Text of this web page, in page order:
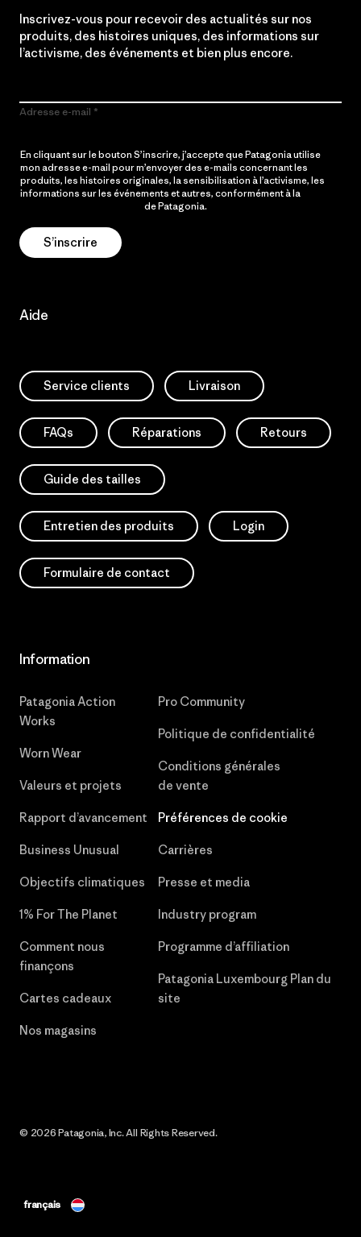
Inscrivez-vous pour recevoir des actualités sur nos
produits, des histoires uniques, des informations sur
l’activisme, des événements et bien plus encore.
Adresse e-mail
En cliquant sur le bouton S’inscrire, j’accepte que Patagonia utilise
mon adresse e-mail pour m’envoyer des e-mails concernant les
produits, les histoires originales, la sensibilisation à l’activisme, les
informations sur les événements et autres, conformément à la
de Patagonia.
S’inscrire
Aide
Service clients Livraison
FAQs Réparations Retours
Guide des tailles
Entretien des produits Login
Formulaire de contact
Information
Patagonia Action
Works
Worn Wear
Valeurs et projets
Rapport d’avancement
Business Unusual
Objectifs climatiques
1% For The Planet
Comment nous
finançons
Cartes cadeaux
Nos magasins
Pro Community
Politique de confidentialité
Conditions générales
de vente
Préférences de cookie
Carrières
Presse et media
Industry program
Programme d’affiliation
Patagonia Luxembourg Plan du
site
© 2026 Patagonia, Inc. All Rights Reserved.
français